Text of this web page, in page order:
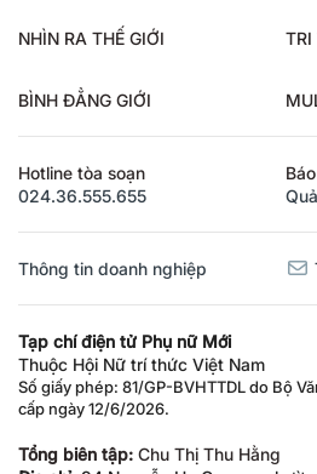
NHÌN RA THẾ GIỚI TRI
BÌNH ĐẲNG GIỚI
Hotline tòa soạn
024.36.555.655
Thông tin doanh nghiệp
Tạp chí điện tử Phụ nữ Mới
Thuộc Hội Nữ trí thức Việt Nam
Số giấy phép: 81/GP-BVHTTDL do Bộ
cấp ngày 12/6/2026.
Tổng biên tập: Chu Thị Thu Hằng